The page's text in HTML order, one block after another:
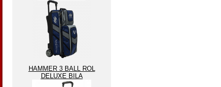
HAMMER 3 BALL ROL
DELUXE BILA